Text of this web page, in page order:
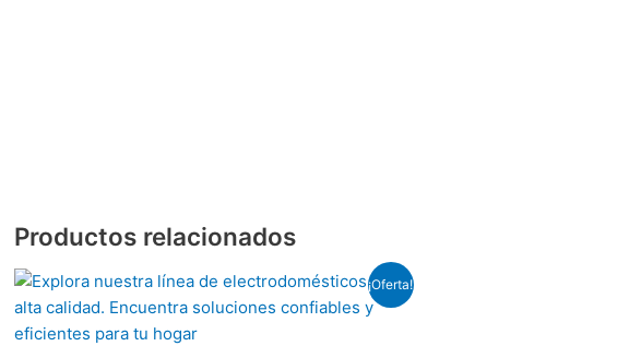
Productos relacionados
¡Oferta!
El
precio
original
era:
El
actual
es: